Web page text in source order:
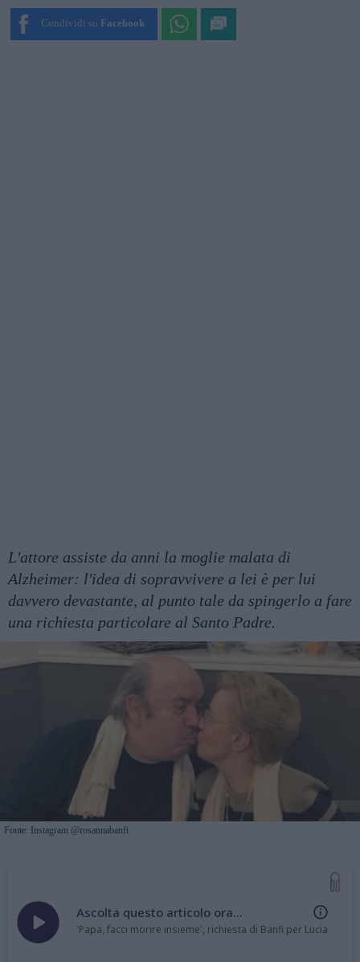
Condividi su Facebook
L'attore assiste da anni la moglie malata di
Alzheimer: l'idea di sopravvivere a lei è per lui
davvero devastante, al punto tale da spingerlo a fare
una richiesta particolare al Santo Padre.
Fonte: Instagram @rosannabanfi
Ascolta questo articolo ora...
'Papa, facci morire insieme', richiesta di Banfi per Lucia